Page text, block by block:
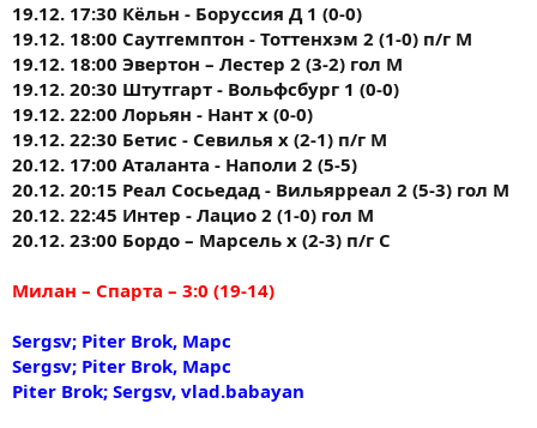
19.12. 17:30 Кёльн - Боруссия Д 1 (0-0)
19.12. 18:00 Саутгемптон - Тоттенхэм 2 (1-0) п/г М
19.12. 18:00 Эвертон – Лестер 2 (3-2) гол М
19.12. 20:30 Штутгарт - Вольфсбург 1 (0-0)
19.12. 22:00 Лорьян - Нант х (0-0)
19.12. 22:30 Бетис - Севилья х (2-1) п/г М
20.12. 17:00 Аталанта - Наполи 2 (5-5)
20.12. 20:15 Реал Сосьедад - Вильярреал 2 (5-3) гол М
20.12. 22:45 Интер - Лацио 2 (1-0) гол М
20.12. 23:00 Бордо – Марсель х (2-3) п/г С
Милан – Спарта – 3:0 (19-14)
Sergsv; Piter Brok, Марс
Sergsv; Piter Brok, Марс
Piter Brok; Sergsv, vlad.babayan